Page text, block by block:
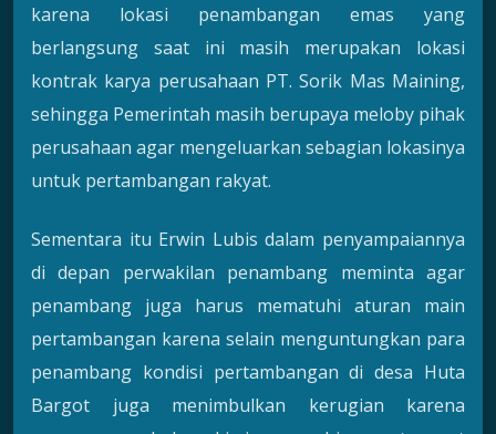
karena lokasi penambangan emas yang
berlangsung saat ini masih merupakan lokasi
kontrak karya perusahaan PT. Sorik Mas Maining,
sehingga Pemerintah masih berupaya meloby pihak
perusahaan agar mengeluarkan sebagian lokasinya
untuk pertambangan rakyat.
Sementara itu Erwin Lubis dalam penyampaiannya
di depan perwakilan penambang meminta agar
penambang juga harus mematuhi aturan main
pertambangan karena selain menguntungkan para
penambang kondisi pertambangan di desa Huta
Bargot juga menimbulkan kerugian karena